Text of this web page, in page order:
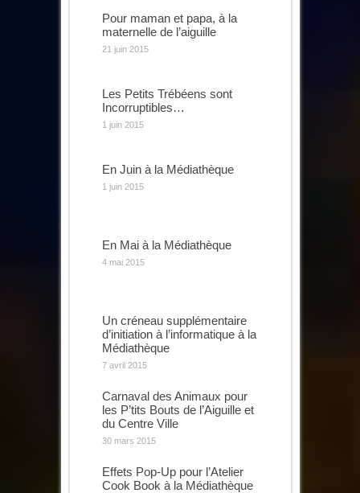
Pour maman et papa, à la
maternelle de l’aiguille
21 juin 2015
Les Petits Trébéens sont
Incorruptibles…
1 juin 2015
En Juin à la Médiathèque
1 juin 2015
En Mai à la Médiathèque
4 mai 2015
Un créneau supplémentaire
d’initiation à l’informatique à la
Médiathèque
7 avril 2015
Carnaval des Animaux pour
les P’tits Bouts de l’Aiguille et
du Centre Ville
30 mars 2015
Effets Pop-Up pour l’Atelier
Cook Book à la Médiathèque